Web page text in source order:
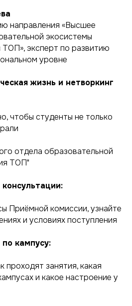
направления «Высшее
экосистемы
эксперт по развитию
уровне
жизнь и нетворкинг
чтобы студенты не только
отдела образовательной
ТОП"
Приёмной комиссии, узнайте
и условиях поступления
кампусу:
проходят занятия, какая
и какое настроение у